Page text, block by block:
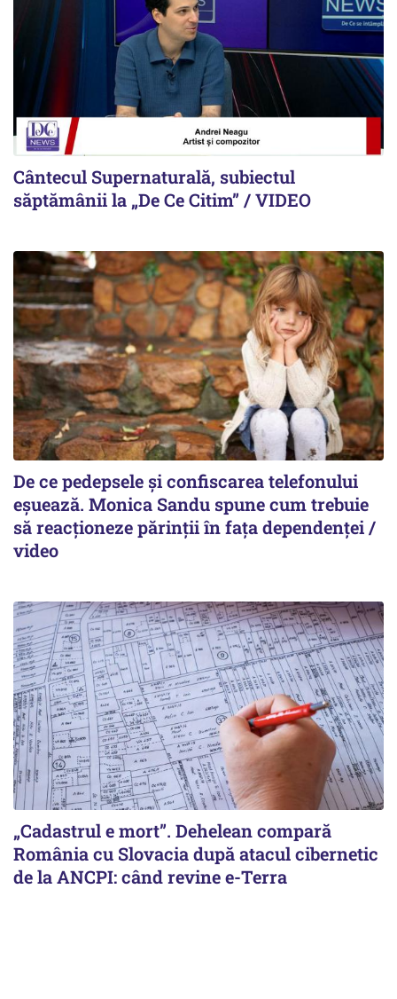
Cântecul Supernaturală, subiectul
săptămânii la „De Ce Citim” / VIDEO
De ce pedepsele și confiscarea telefonului
eșuează. Monica Sandu spune cum trebuie
să reacționeze părinții în fața dependenței /
video
„Cadastrul e mort”. Dehelean compară
România cu Slovacia după atacul cibernetic
de la ANCPI: când revine e-Terra